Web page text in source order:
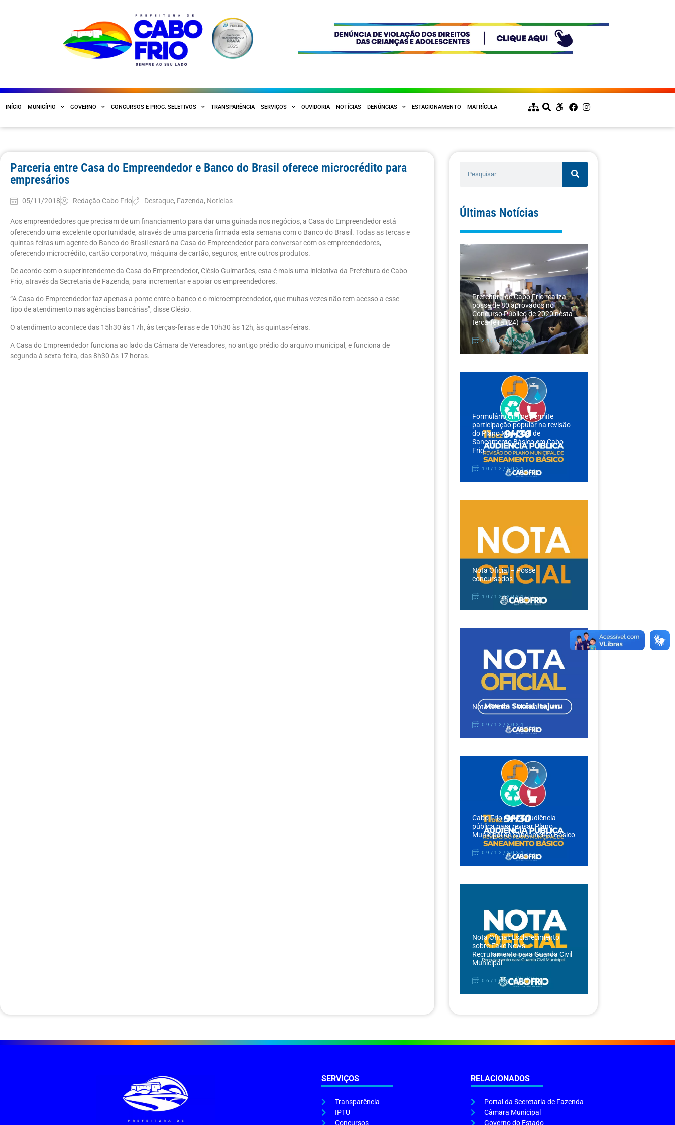
INÍCIO MUNICÍPIO GOVERNO CONCURSOS E PROC. SELETIVOS TRANSPARÊNCIA SERVIÇOS OUVIDORIA NOTÍCIAS DENÚNCIAS ESTACIONAMENTO MATRÍCULA
Parceria entre Casa do Empreendedor e Banco do Brasil oferece microcrédito para
empresários
05/11/2018 Redação Cabo Frio Destaque, Fazenda, Notícias
Aos empreendedores que precisam de um financiamento para dar uma guinada nos negócios, a Casa do Empreendedor está
oferecendo uma excelente oportunidade, através de uma parceria firmada esta semana com o Banco do Brasil. Todas as terças e
quintas-feiras um agente do Banco do Brasil estará na Casa do Empreendedor para conversar com os empreendedores,
oferecendo microcrédito, cartão corporativo, máquina de cartão, seguros, entre outros produtos.
De acordo com o superintendente da Casa do Empreendedor, Clésio Guimarães, esta é mais uma iniciativa da Prefeitura de Cabo
Frio, através da Secretaria de Fazenda, para incrementar e apoiar os empreendedores.
“A Casa do Empreendedor faz apenas a ponte entre o banco e o microempreendedor, que muitas vezes não tem acesso a esse
tipo de atendimento nas agências bancárias”, disse Clésio.
O atendimento acontece das 15h30 às 17h, às terças-feiras e de 10h30 às 12h, às quintas-feiras.
A Casa do Empreendedor funciona ao lado da Câmara de Vereadores, no antigo prédio do arquivo municipal, e funciona de
segunda à sexta-feira, das 8h30 às 17 horas.
Últimas Notícias
Prefeitura de Cabo Frio realiza
posse de 80 aprovados no
Concurso Público de 2020 nesta
terça-feira (24)
24/12/2024
Formulário on-line permite
participação popular na revisão
do Plano Municipal de
Saneamento Básico em Cabo
Frio
10/12/2024
Nota Oficial – Posse
concursados
10/12/2024
Nota Oficial – Moeda Itajuru
09/12/2024
Cabo Frio realiza audiência
pública para revisar Plano
Municipal de Saneamento Básico
09/12/2024
Nota Oficial: Esclarecimento
sobre Fake News –
Recrutamento para Guarda Civil
Municipal
06/12/2024
SERVIÇOS
Transparência
IPTU
Concursos
RELACIONADOS
Portal da Secretaria de Fazenda
Câmara Municipal
Governo do Estado